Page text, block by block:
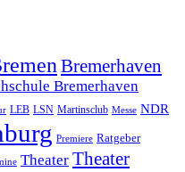
Bremerhaven
Bremerhaven
LEB LSN Martinsclub Messe NDR
Premiere Ratgeber
Theater Theater